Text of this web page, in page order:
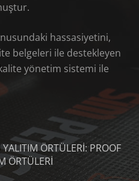
hassasiyetini,
belgeleri ile destekleyen
yönetim sistemi ile
ÖRTÜLERİ: PROOF
ÖRTÜLERİ